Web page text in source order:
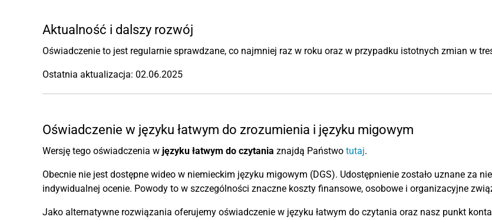
Aktualność i dalszy rozwój
Oświadczenie to jest regularnie sprawdzane, co najmniej raz w roku oraz w przypadku istotnych zmian w
Ostatnia aktualizacja: 02.06.2025
Oświadczenie w języku łatwym do zrozumienia i języku migowym
Wersję tego oświadczenia w języku łatwym do czytania znajdą Państwo tutaj.
Obecnie nie jest dostępne wideo w niemieckim języku migowym (DGS). Udostępnienie zostało uznane za
indywidualnej ocenie. Powody to w szczególności znaczne koszty finansowe, osobowe i organizacyjne
Jako alternatywne rozwiązania oferujemy oświadczenie w języku łatwym do czytania oraz nasz punkt